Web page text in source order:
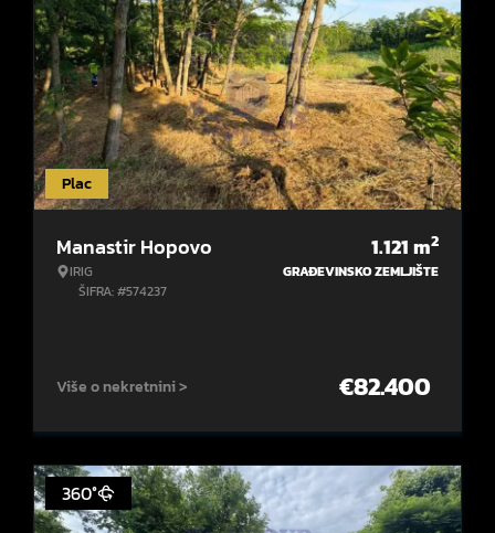
Plac
Manastir Hopovo
IRIG
ŠIFRA: #574237
1.121m2
GRAĐEVINSKO ZEMLJIŠTE
Više o nekretnini > €82.400
360°